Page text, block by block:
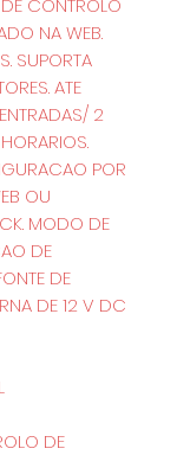
CONTROLO
NA WEB.
SUPORTA
ATE
2
POR
OU
MODO DE
DE
DE
DE 12 V DC
DE